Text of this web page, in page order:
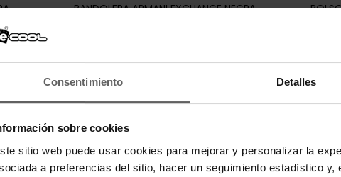
Consentimiento Detalles
sobre cookies
sitio web puede usar cookies para mejorar y personalizar la
a preferencias del sitio, hacer un seguimiento estadístico
BANDOLERA ARMANI EXCHANGE NEGRA